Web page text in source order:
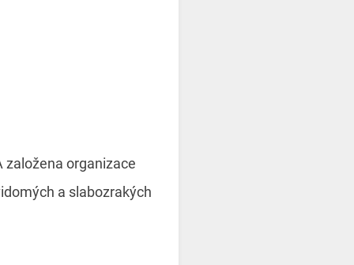
založena organizace
a slabozrakých